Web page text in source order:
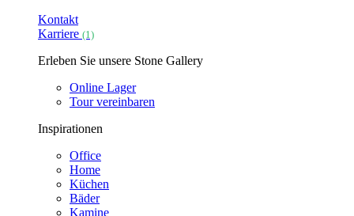
Kontakt
Karriere (1)
Erleben Sie unsere Stone Gallery
Online Lager
Tour vereinbaren
Inspirationen
Office
Home
Küchen
Bäder
Kamine